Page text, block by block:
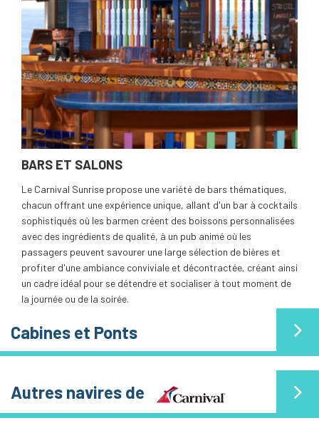
BARS ET SALONS
Le Carnival Sunrise propose une variété de bars thématiques,
chacun offrant une expérience unique, allant d'un bar à cocktails
sophistiqués où les barmen créent des boissons personnalisées
avec des ingrédients de qualité, à un pub animé où les
passagers peuvent savourer une large sélection de bières et
profiter d'une ambiance conviviale et décontractée, créant ainsi
un cadre idéal pour se détendre et socialiser à tout moment de
la journée ou de la soirée.
Cabines et Ponts
Autres navires de